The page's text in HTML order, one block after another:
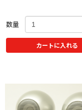
数量
カートに入れる